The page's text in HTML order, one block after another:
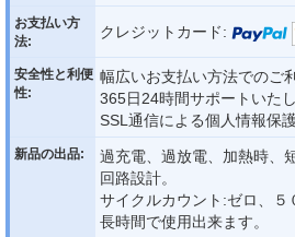
お支払い方
法:
クレジットカード:
安全性と利便
性:
幅広いお支払い方法でのご
365日24時間サポートいた
SSL通信による個人情報保
新品の出品:
過充電、過放電、加熱時、
回路設計。
サイクルカウント:ゼロ、５
長時間で使用出来ます。